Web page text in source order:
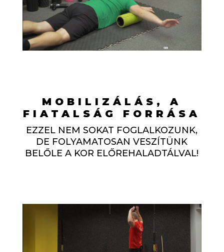
MOBILIZÁLÁS, A
FIATALSÁG FORRÁSA
EZZEL NEM SOKAT FOGLALKOZUNK,
DE FOLYAMATOSAN VESZÍTÜNK
BELŐLE A KOR ELŐREHALADTÁLVAL!